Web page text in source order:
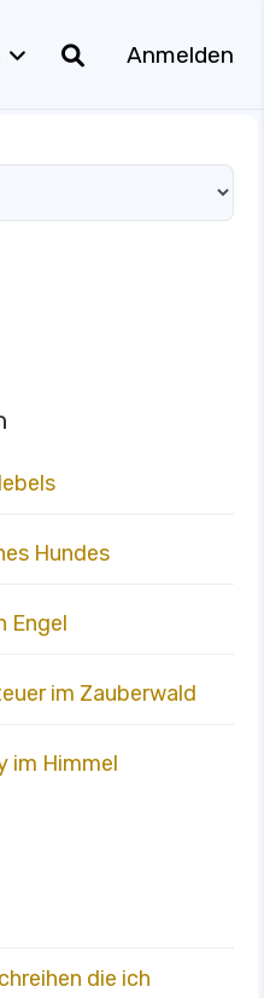
Anmelden
Hundes
Engel
im Zauberwald
im Himmel
die ich